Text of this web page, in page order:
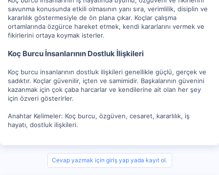
savunma konusunda etkili olmasının yanı sıra, verimlilik, disiplin ve
kararlılık göstermesiyle de ön plana çıkar. Koçlar çalışma
ortamlarında özgürce hareket etmek, kendi kararlarını vermek ve
fikirlerini ortaya koymak isterler.
Koç Burcu İnsanlarının Dostluk İlişkileri
Koç burcu insanlarının dostluk ilişkileri genellikle güçlü, gerçek ve
sadıktır. Koçlar güvenilir, içten ve samimidir. Başkalarının güvenini
kazanmak için çok çaba harcarlar ve kendilerine ait olan her şey
için özveri gösterirler.
Anahtar Kelimeler: Koç burcu, özgüven, cesaret, kararlılık, iş
hayatı, dostluk ilişkileri.
Cevap yazmak için giriş yap yada kayıt ol.